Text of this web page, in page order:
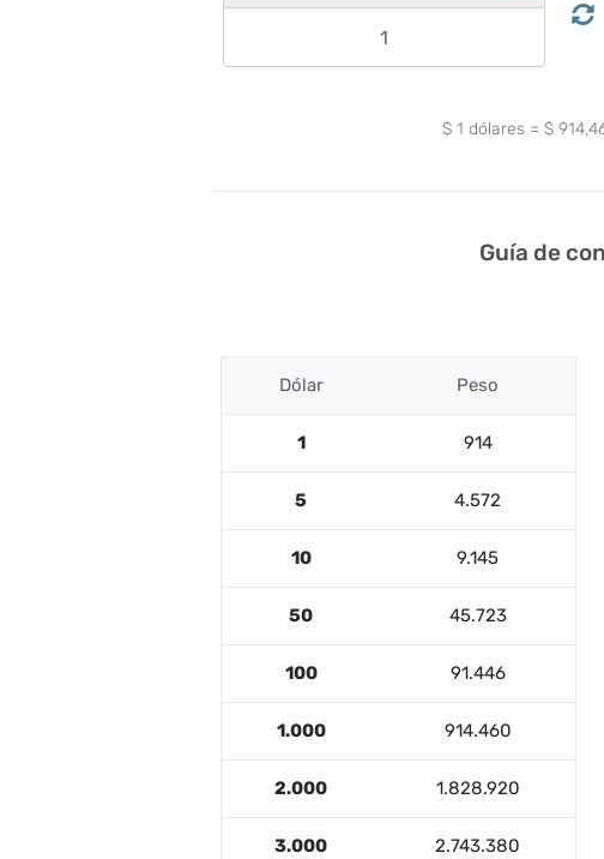
$ 1 dólares = $
Guía de
Dólar Peso
1 914
5 4.572
10 9.145
50 45.723
100 91.446
1.000 914.460
2.000 1.828.920
3.000 2.743.380